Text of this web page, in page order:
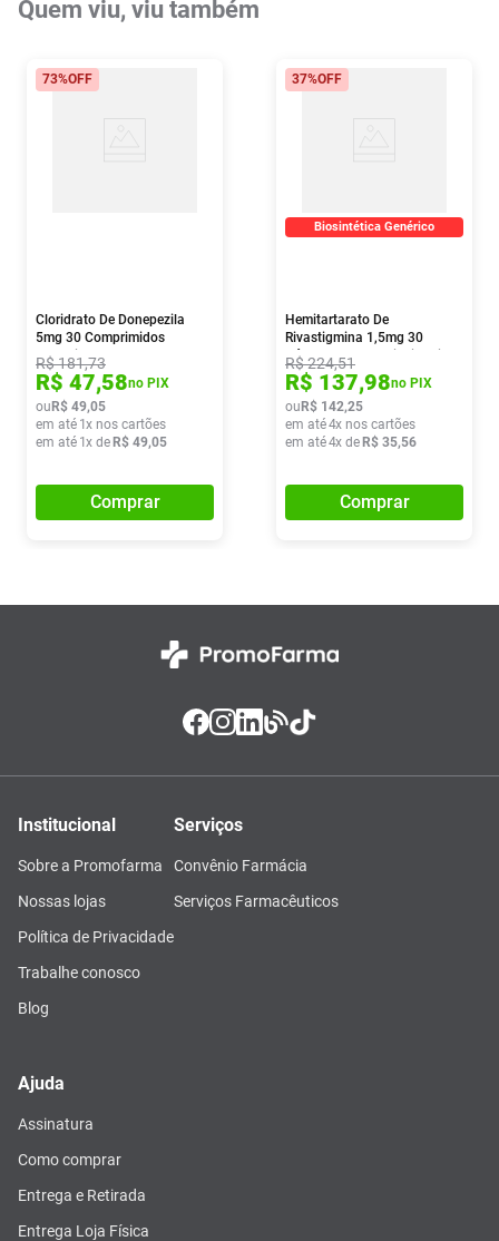
Quem viu, viu também
73%OFF
Cloridrato De Donepezila
5mg 30 Comprimidos
Revestidos Ems
R$181,73
R$ 47,58no PIX
ou R$ 49,05
em até 1x nos cartões
em até 1x de R$ 49,05
Comprar
37%OFF
Biosintética Genérico
Hemitartarato De
Rivastigmina 1,5mg 30
Cápsulas Duras Biosintetica
R$224,51
R$ 137,98no PIX
ou R$ 142,25
em até4x nos cartões
em até4x de R$ 35,56
Comprar
Institucional
Sobre a Promofarma
Nossas lojas
Política de Privacidade
Trabalhe conosco
Blog
Serviços
Convênio Farmácia
Serviços Farmacêuticos
Ajuda
Assinatura
Como comprar
Entrega e Retirada
Entrega Loja Física